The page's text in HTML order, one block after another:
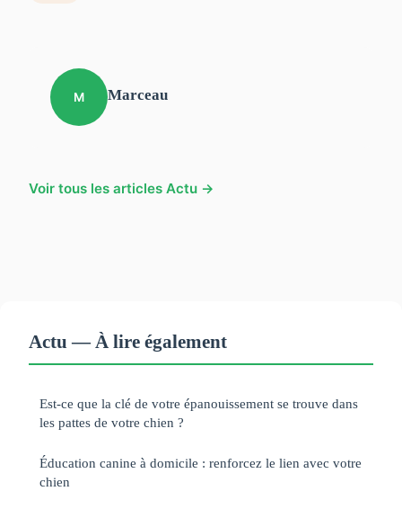
M Marceau
Voir tous les articles Actu →
Actu — À lire également
Est-ce que la clé de votre épanouissement se trouve dans
les pattes de votre chien ?
Éducation canine à domicile : renforcez le lien avec votre
chien